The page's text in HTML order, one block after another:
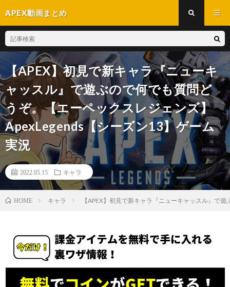
APEX動画まとめ
【APEX】初見で新キャラ『ニューキ
ャッスル』で遊ぶので何でも質問ど
うぞ。【エーペックスレジェンズ】
ApexLegends【シーズン13】ゲーム
実況
2022.05.15 キャラ
HOME キャラ 【APEX】初見で新キャラ『ニューキャッスル』で